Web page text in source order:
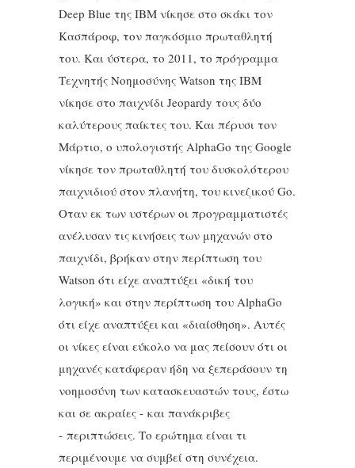
Deep Blue της IBM νίκησε στο σκάκι τον
Κασπάροφ, τον παγκόσμιο πρωταθλητή
του. Και ύστερα, το 2011, το πρόγραμμα
Τεχνητής Νοημοσύνης Watson της IBM
νίκησε στο παιχνίδι Jeopardy τους δύο
καλύτερους παίκτες του. Και πέρυσι τον
Μάρτιο, ο υπολογιστής AlphaGo της Google
νίκησε τον πρωταθλητή του δυσκολότερου
παιχνιδιού στον πλανήτη, του κινεζικού Go.
Οταν εκ των υστέρων οι προγραμματιστές
ανέλυσαν τις κινήσεις των μηχανών στο
παιχνίδι, βρήκαν στην περίπτωση του
Watson ότι είχε αναπτύξει «δική του
λογική» και στην περίπτωση του AlphaGo
ότι είχε αναπτύξει και «διαίσθηση». Αυτές
οι νίκες είναι εύκολο να μας πείσουν ότι οι
μηχανές κατάφεραν ήδη να ξεπεράσουν τη
νοημοσύνη των κατασκευαστών τους, έστω
και σε ακραίες - και πανάκριβες
- περιπτώσεις. Το ερώτημα είναι τι
περιμένουμε να συμβεί στη συνέχεια.